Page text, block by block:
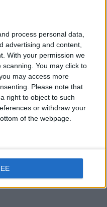
process personal data,
advertising and content,
With your permission we
You may click to
may access more
Please note that
right to object to such
or withdraw your
of the webpage.